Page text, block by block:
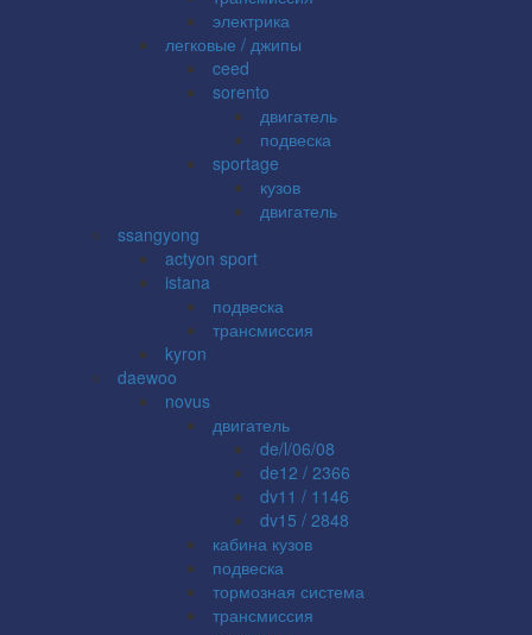
электрика
легковые / джипы
ceed
sorento
двигатель
подвеска
sportage
кузов
двигатель
ssangyong
actyon sport
istana
подвеска
трансмиссия
kyron
daewoo
novus
двигатель
de/l/06/08
de12 / 2366
dv11 / 1146
dv15 / 2848
кабина кузов
подвеска
тормозная система
трансмиссия